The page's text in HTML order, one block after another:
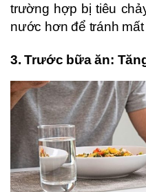
trường hợp bị tiêu
nước hơn để tránh
3. Trước bữa ăn: